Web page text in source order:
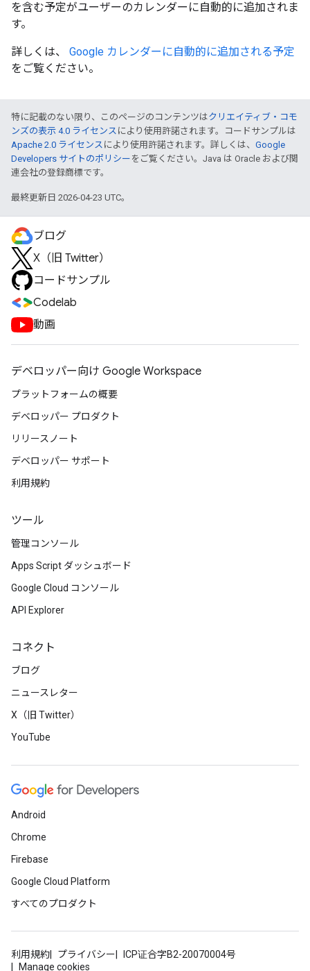
を含む予定がユーザーのカレンダーに自動的に追加されま
す。
詳しくは、 Google カレンダーに自動的に追加される予定
をご覧ください。
特に記載のない限り、このページのコンテンツはクリエイティブ・コモ
ンズの表示 4.0 ライセンス により使用許諾されます。コードサンプルは
Apache 2.0 ライセンス により使用許諾されます。詳しくは、 Google
Developers サイトのポリシー をご覧ください。Java は Oracle および関
連会社の登録商標です。
最終更新日 2026-04-23 UTC。
ブログ
X（旧 Twitter）
コードサンプル
Codelab
動画
デベロッパー向け Google Workspace
プラットフォームの概要
デベロッパー プロダクト
リリースノート
デベロッパー サポート
利用規約
ツール
管理コンソール
Apps Script ダッシュボード
Google Cloud コンソール
API Explorer
コネクト
ブログ
ニュースレター
X（旧 Twitter）
YouTube
Android
Chrome
Firebase
Google Cloud Platform
すべてのプロダクト
利用規約 プライバシー
ICP证合字B2-20070004号
Manage cookies